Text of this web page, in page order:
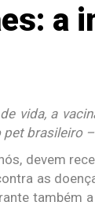
a
vida, a
brasileiro
devem
as
também